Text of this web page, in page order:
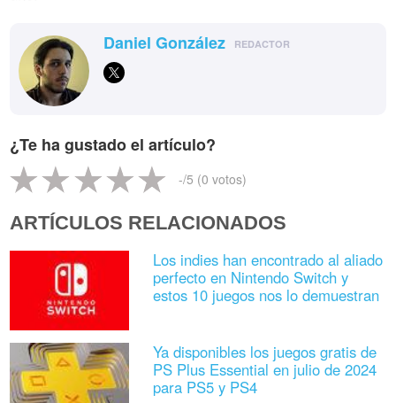
Daniel González REDACTOR
¿Te ha gustado el artículo?
-/5 (0 votos)
ARTÍCULOS RELACIONADOS
Los indies han encontrado al aliado
perfecto en Nintendo Switch y
estos 10 juegos nos lo demuestran
Ya disponibles los juegos gratis de
PS Plus Essential en julio de 2024
para PS5 y PS4